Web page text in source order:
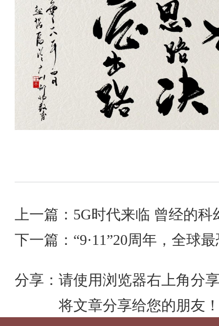
下一篇：“9·11”20周年，全球
分享： 请使用浏览器右上角分
将文章分享给您的朋友